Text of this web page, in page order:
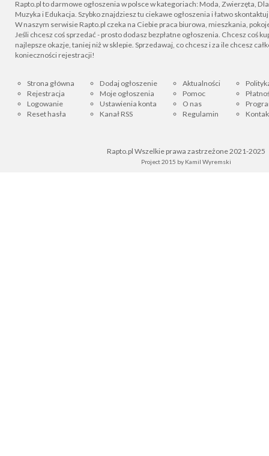
Rapto.pl to darmowe ogłoszenia w polsce w kategoriach: Moda, Zwierzęta, Dla
Muzyka i Edukacja. Szybko znajdziesz tu ciekawe ogłoszenia i łatwo
W naszym serwisie Rapto.pl czeka na Ciebie praca biurowa, mieszkania,
Jeśli chcesz coś sprzedać - prosto dodasz bezpłatne ogłoszenia. Chcesz coś
najlepsze okazje, taniej niż w sklepie. Sprzedawaj, co chcesz i za ile chcesz
konieczności rejestracji!
Strona główna
Rejestracja
Logowanie
Reset hasła
Dodaj ogłoszenie
Moje ogłoszenia
Ustawienia konta
Kanał RSS
Aktualności
Pomoc
O nas
Regulamin
Rapto.pl Wszelkie prawa zastrzeżone 2021-2025
Project 2015 by Kamil Wyremski